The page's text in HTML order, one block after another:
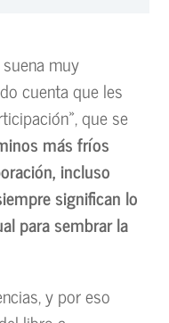
muy
cuenta que les
que se
más fríos
incluso
significan lo
para sembrar la
y por eso